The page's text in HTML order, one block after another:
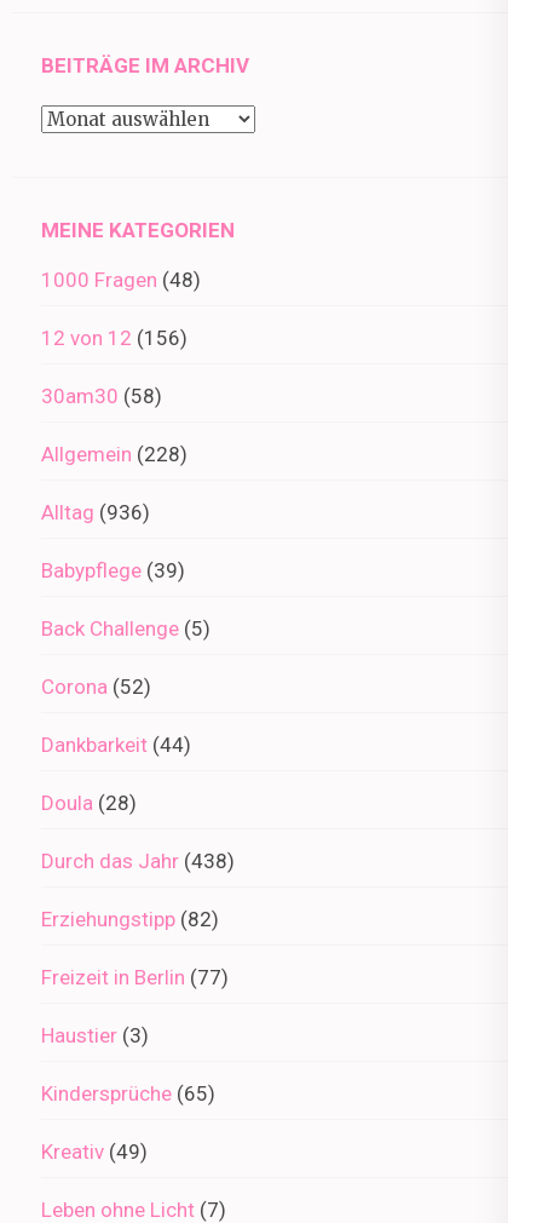
BEITRÄGE IM ARCHIV
Beiträge
MEINE KATEGORIEN
1000 Fragen (48)
12 von 12 (156)
30am30 (58)
Allgemein (228)
Alltag (936)
Babypflege (39)
Back Challenge (5)
Corona (52)
Dankbarkeit (44)
Doula (28)
Durch das Jahr (438)
Erziehungstipp (82)
Freizeit in Berlin (77)
Haustier (3)
Kindersprüche (65)
Kreativ (49)
Leben ohne Licht (7)